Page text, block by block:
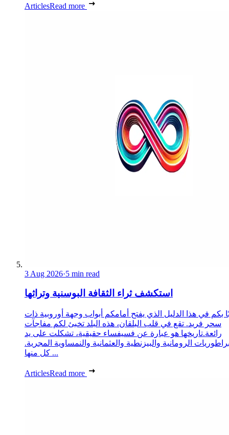
ArticlesRead more
3 Aug 2026·5 min read
استكشف ثراء الثقافة البوسنية وتراثها
بكم في هذا الدليل الذي يفتح أمامكم أبواب وجهة أوروبية ذات
سحر فريد. تقع في قلب البلقان، هذه البلد تخبئ لكم مفاجآت
رائعة.تاريخها هو عبارة عن فسيفساء حقيقية، تشكلت على يد
الرومانية والبيزنطية والعثمانية والنمساوية المجرية.
كل منها ...
ArticlesRead more